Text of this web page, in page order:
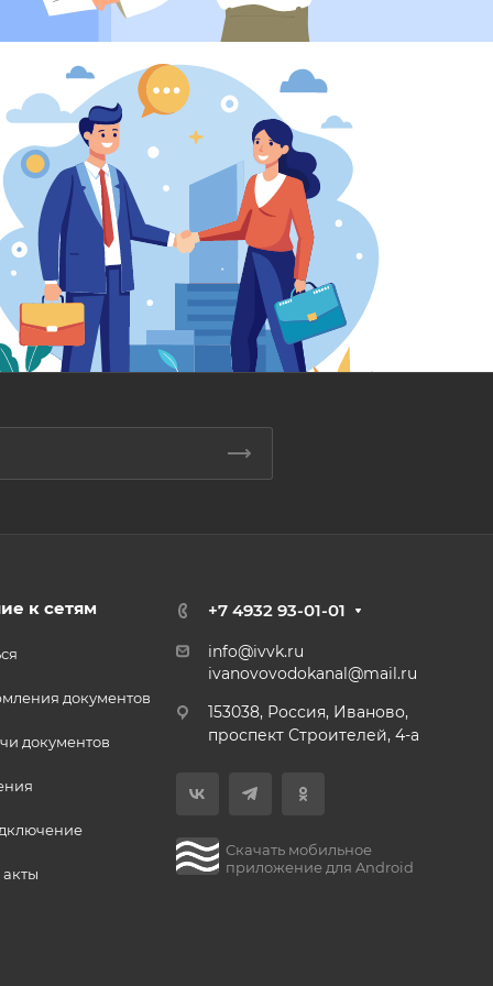
к сетям
документов
документов
+7 4932 93-01-01
info@ivvk.ru
ivanovovodokanal@mail.ru
153038, Россия, Иваново,
проспект Строителей, 4-а
Скачать мобильное
приложение для Android